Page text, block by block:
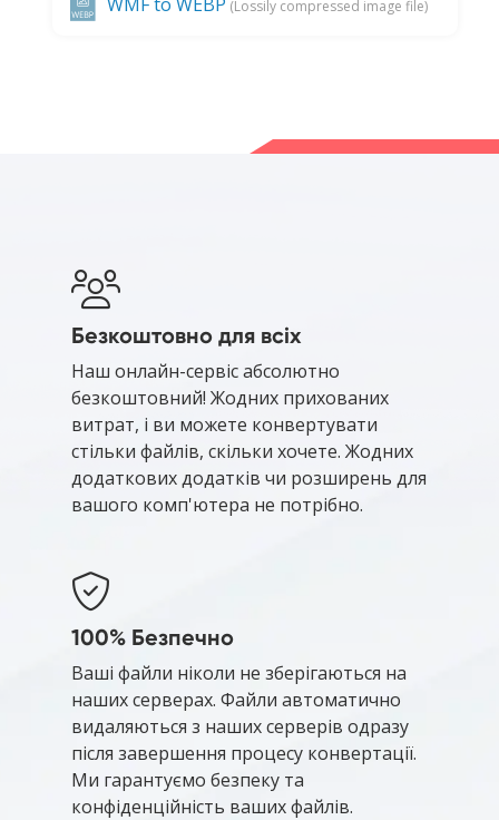
(Lossily compressed image file)
Безкоштовно для всіх
Наш онлайн-сервіс абсолютно
безкоштовний! Жодних прихованих
витрат, і ви можете конвертувати
стільки файлів, скільки хочете. Жодних
додаткових додатків чи розширень для
вашого комп'ютера не потрібно.
100% Безпечно
Ваші файли ніколи не зберігаються на
наших серверах. Файли автоматично
видаляються з наших серверів одразу
після завершення процесу конвертації.
Ми гарантуємо безпеку та
конфіденційність ваших файлів.